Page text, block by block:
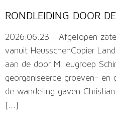
RONDLEIDING DOOR
2026.06.23 | Afgelopen
vanuit HeusschenCopier
aan de door Milieugroep
georganiseerde groeven- en
de wandeling gaven
[...]